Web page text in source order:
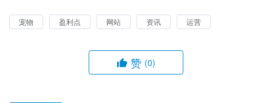
宠物 盈利点 网站 资讯 运营
赞 (0)